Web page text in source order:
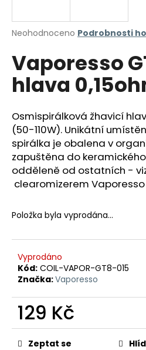
Průměrné
produktu
je
0,0
hvězdiček.
Neohodnoceno Podrobnosti
Vaporesso
hlava
Osmispirálková žhavicí
(50-110W). Unikátní
spirálka je obalena v
zapuštěna do
odděleně od ostatních -
clearomizerem Vaporesso
Položka byla vyprodána…
Vyprodáno
Kód: COIL-VAPOR-GT8-015
Značka:Vaporesso
129 Kč
Měrná
cena:Zeptat se
j
t
?
HLEDAT
D
p
r
u
č
u
e
m
e